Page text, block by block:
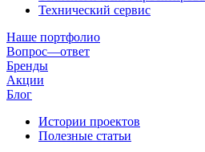
Технический сервис
Наше портфолио
Вопрос—ответ
Бренды
Акции
Блог
Истории проектов
Полезные статьи